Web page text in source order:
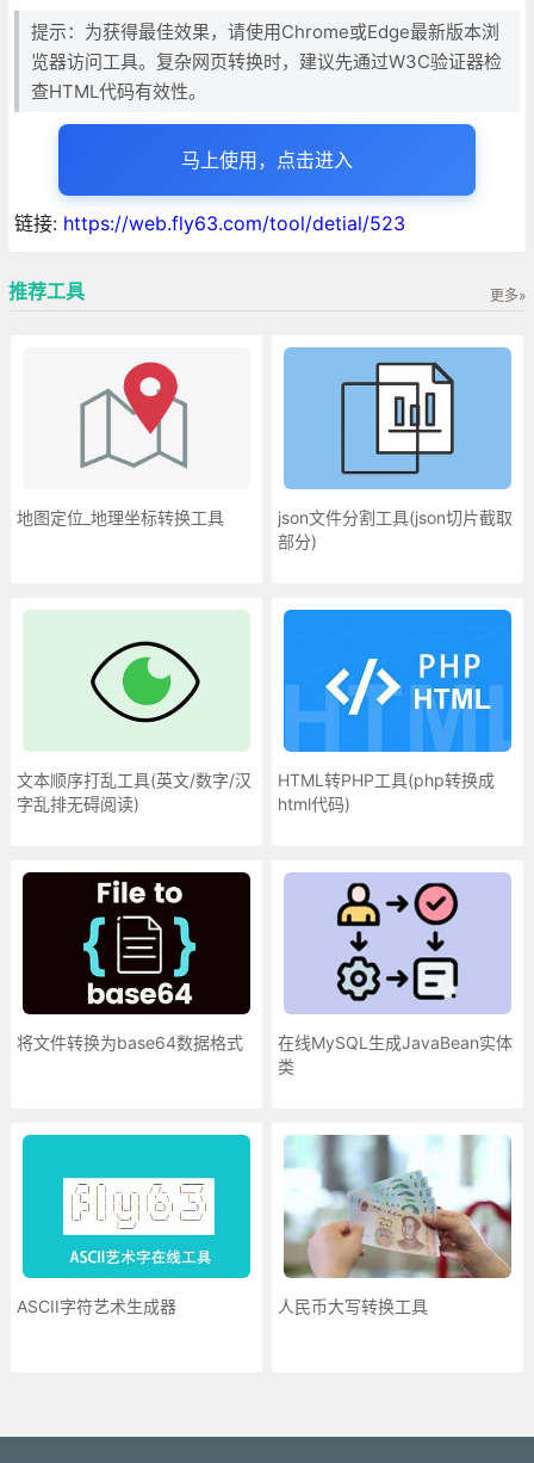
提示：为获得最佳效果，请使用Chrome或Edge最新版本浏
览器访问工具。复杂网页转换时，建议先通过W3C验证器检
查HTML代码有效性。
马上使用，点击进入
链接: https://web.fly63.com/tool/detial/523
推荐工具 更多»
地图定位_地理坐标转换工具
json文件分割工具(json切片截取
部分)
文本顺序打乱工具(英文/数字/汉
字乱排无碍阅读)
HTML转PHP工具(php转换成
html代码)
将文件转换为base64数据格式
在线MySQL生成JavaBean实体
类
ASCII字符艺术生成器 人民币大写转换工具